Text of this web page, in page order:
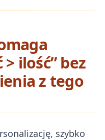
ilość” bez
z tego
szybko